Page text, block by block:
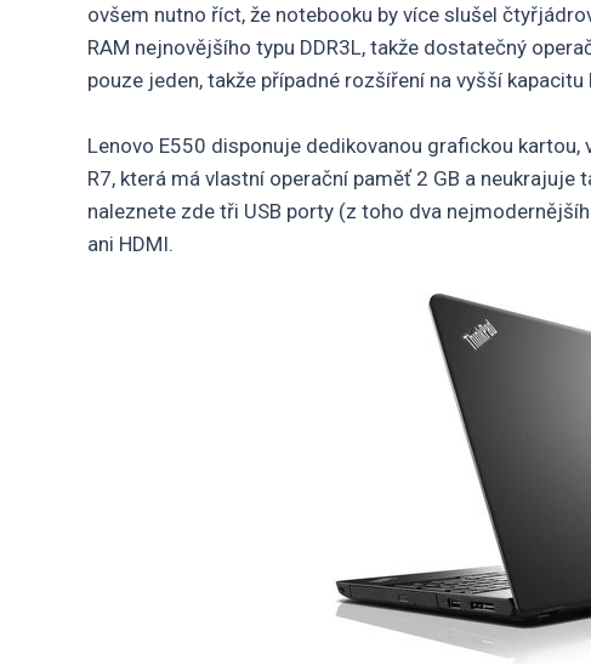
ovšem nutno říct, že notebooku by více slušel
RAM nejnovějšího typu DDR3L, takže dostatečný
pouze jeden, takže případné rozšíření na vyšší
Lenovo E550 disponuje dedikovanou grafickou
R7, která má vlastní operační paměť 2 GB a
naleznete zde tři USB porty (z toho dva
ani HDMI.